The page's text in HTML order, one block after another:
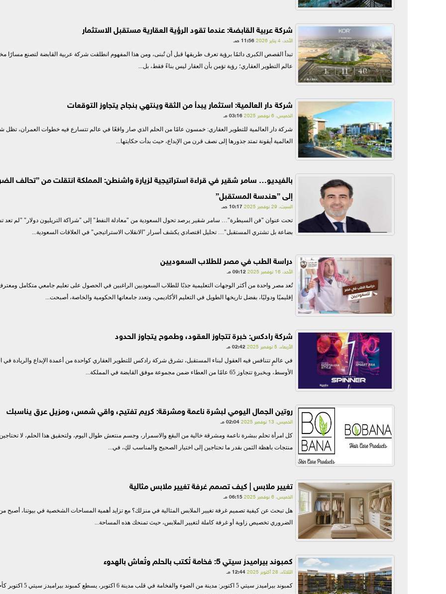
شركة عربية القابضة: عندما تقود الرؤية العقارية مستقبل الاستثمار
الأحد، 4 يناير 2026 11:56 صـ
تبدأ القصص الكبرى دائمًا برؤية تعرف طريقها قبل أن تُبنى، ومن هذا المفهوم انطلقت شركة عربية القابضة لتصنع مسارًا
عالم التطوير العقاري؛ رؤية تؤمن بأن العقار ليس بناءً فقط، بل...
شركة دار العالمية: استثمار يبدأ من الثقة وينتهي بنجاح يتجاوز التوقعات
الخميس، 6 نوفمبر 2025 03:16 مـ
شركة دار العالمية للتطوير العقاري: خمسون عامًا من الحلم الذي صار واقعًا في عالم تتسارع فيه خطوات العمران، تظل
العالمية أيقونة تمتد جذورها إلى نصف قرن من الإبداع، حيث بدأت حكايتها...
بالفيديو… سامر شقير في قراءة استراتيجية لزيارة واشنطن: المملكة انتقلت من ”تحالف
إلى ”هندسة المستقبل”
السبت، 29 نوفمبر 2025 10:17 صـ
تحت عنوان "فن السيطرة"… سامر شقير يرصد تحول السعودية من "معادلة النفط" إلى "شراكة التريليون دولار" "لم تعد
بضاعة بل تشتري المستقبل"… تحليل اقتصادي يكشف أسرار "الانقلاب الاستراتيجي" في العلاقات السعودية...
دراسة الطب في مصر للطلاب السعوديين
الأحد، 16 نوفمبر 2025 09:12 مـ
تُعد مصر واحدة من أكثر الوجهات التعليمية جذبًا للطلاب السعوديين الراغبين في الحصول على تعليم جامعي متكامل
إقليميًا ودوليًا، بفضل تاريخها الطويل في التعليم الأكاديمي، وتعدد جامعاتها الحكومية والخاصة، أصبحت...
شركة رادكس: خبرة تتجاوز العقود، وطموح يتجاوز الحدود
الأربعاء، 5 نوفمبر 2025 02:42 مـ
في عالمٍ تتنافس فيه العقول لبناء المستقبل، تشرق شركة رادكس للتطوير العقاري كواحدة من أعمدة الإبداع والريادة
الأوسط، وبخبرةٍ تتجاوز 65 عامًا من العطاء ضمن مجموعة موفق القابضة في المملكة...
روتين الجمال اليومي لبشرة ناعمة ومشرقة: كريم تفتيح، واقي شمس، ومزيل عرق يناسبك
الخميس، 13 نوفمبر 2025 02:04 مـ
كل امرأة تحلم ببشرة ناعمة ومشرقة خالية من البقع والاسمرار، وجسم منتعش طوال اليوم، ولتحقيق هذا الحلم، لا
منتجات باهظة الثمن بقدر ما تحتاجين إلى اختيار الصحيح والمناسب لكِ، في...
تغيير ملابس | كيف تصمم غرفة تغيير ملابس مثالية
الخميس، 6 نوفمبر 2025 06:15 مـ
هل تبحث عن كيفية تصميم غرفة تغيير الملابس المثالية في منزلك؟ مع تزايد أهمية المساحات الشخصية في بيوتنا، أصبح
الضروري تخصيص زاوية أو غرفة كاملة لتغيير الملابس، حيث تمنحك هذه المساحة...
كمبوند بيراميدز سيتي 5: فخامة تُكتب بالحلم وتُعاش بالهدوء
الثلاثاء، 28 أكتوبر 2025 12:44 مـ
كمبوند بيراميدز سيتي 5 اكتوبر: مدينة من الضوء والفخامة في قلب